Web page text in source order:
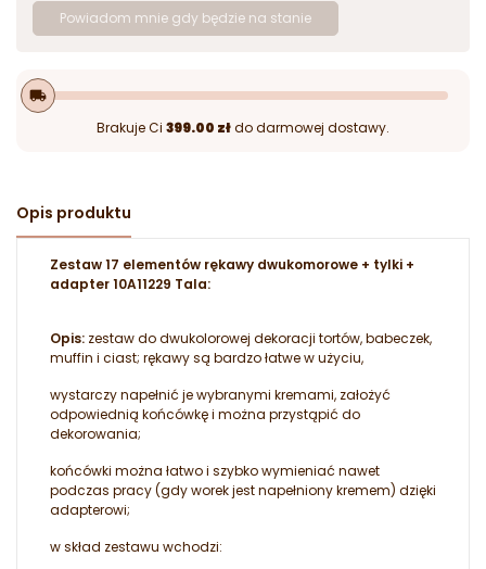
Powiadom mnie gdy będzie na stanie
local_shipping
Brakuje Ci 399.00 złdo darmowej dostawy.
Opis produktu
Zestaw 17 elementów rękawy dwukomorowe + tylki +
adapter 10A11229 Tala:
Opis: zestaw do dwukolorowej dekoracji tortów, babeczek,
muffin i ciast; rękawy są bardzo łatwe w użyciu,
wystarczy napełnić je wybranymi kremami, założyć
odpowiednią końcówkę i można przystąpić do
dekorowania;
końcówki można łatwo i szybko wymieniać nawet
podczas pracy (gdy worek jest napełniony kremem) dzięki
adapterowi;
w skład zestawu wchodzi: